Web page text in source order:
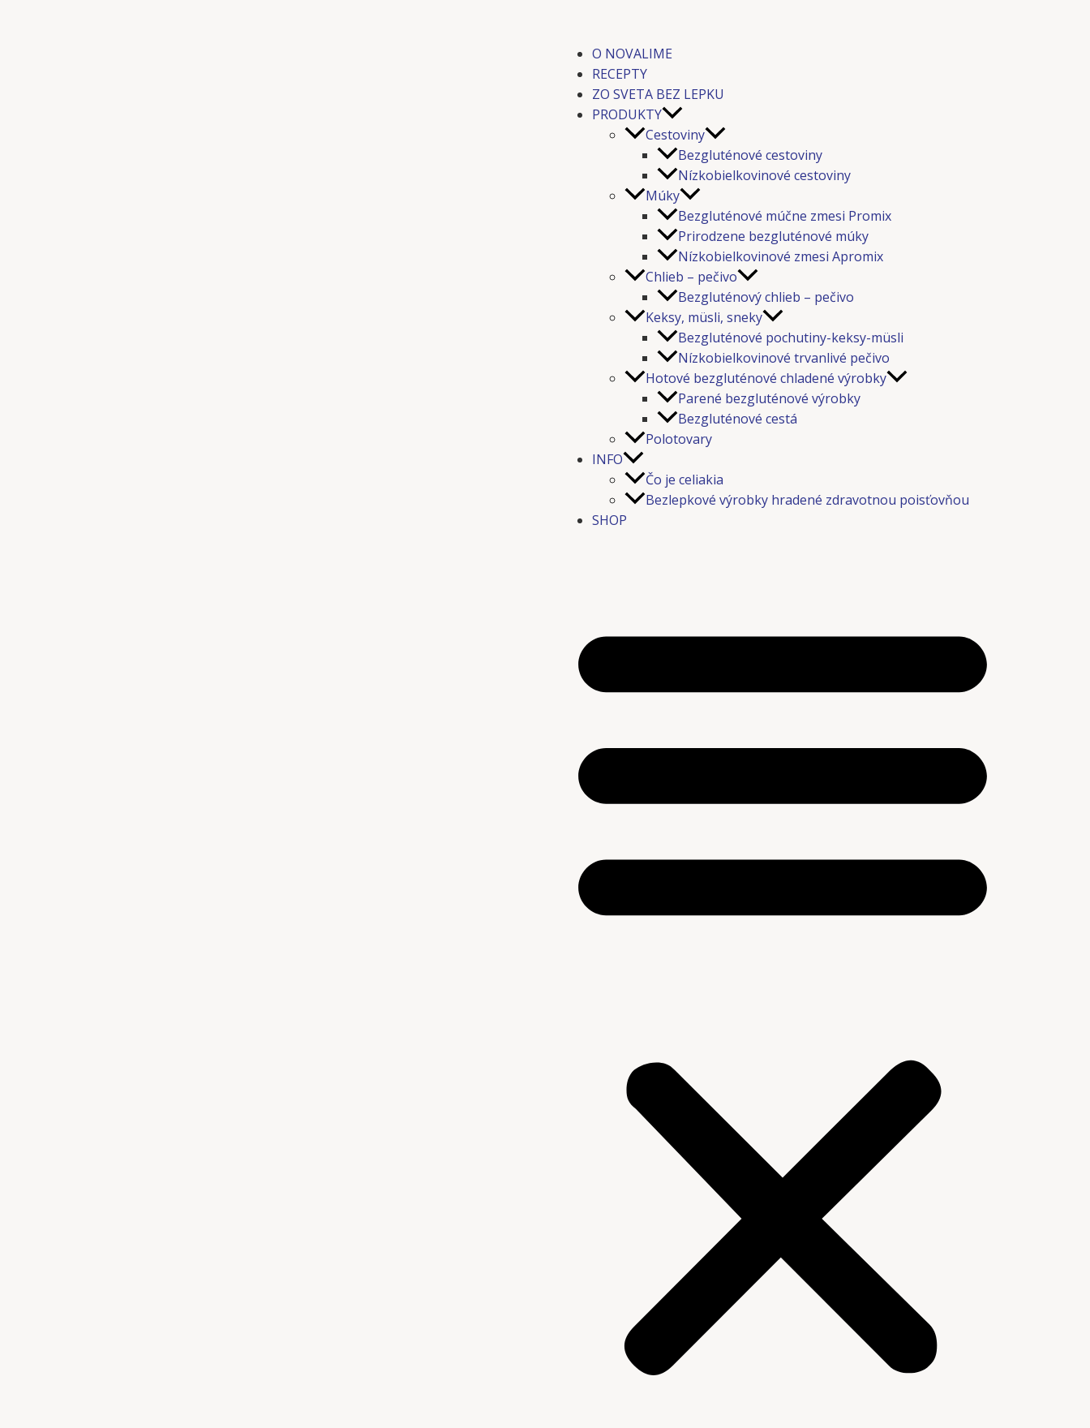
O NOVALIME
RECEPTY
ZO SVETA BEZ LEPKU
PRODUKTY
Cestoviny
Bezgluténové cestoviny
Nízkobielkovinové cestoviny
Múky
Bezgluténové múčne zmesi Promix
Prirodzene bezgluténové múky
Nízkobielkovinové zmesi Apromix
Chlieb – pečivo
Bezgluténový chlieb – pečivo
Keksy, müsli, sneky
Bezgluténové pochutiny-keksy-müsli
Nízkobielkovinové trvanlivé pečivo
Hotové bezgluténové chladené výrobky
Parené bezgluténové výrobky
Bezgluténové cestá
Polotovary
INFO
Čo je celiakia
Bezlepkové výrobky hradené zdravotnou poisťovňou
SHOP